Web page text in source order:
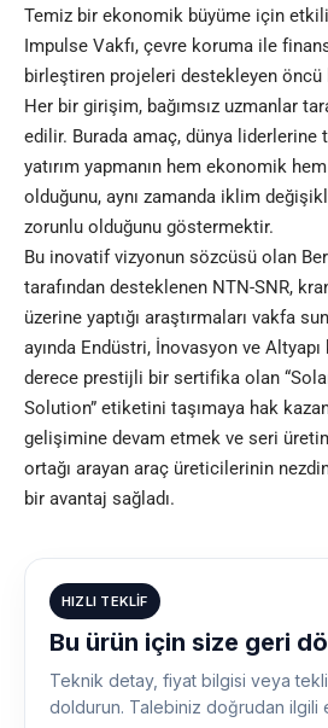
Temiz bir ekonomik büyüme için
Impulse Vakfı, çevre koruma ile
birleştiren projeleri destekleyen öncü
Her bir girişim, bağımsız uzmanlar
edilir. Burada amaç, dünya
yatırım yapmanın hem ekonomik
olduğunu, aynı zamanda iklim
zorunlu olduğunu göstermektir.
Bu inovatif vizyonun sözcüsü olan
tarafından desteklenen NTN-SNR,
üzerine yaptığı araştırmaları vakfa
ayında Endüstri, İnovasyon ve
derece prestijli bir sertifika olan
Solution” etiketini taşımaya hak
gelişimine devam etmek ve seri
ortağı arayan araç üreticilerinin
bir avantaj sağladı.
HIZLI TEKLIF
Bu ürün için size geri
Teknik detay, fiyat bilgisi veya
doldurun. Talebiniz doğrudan ilgili